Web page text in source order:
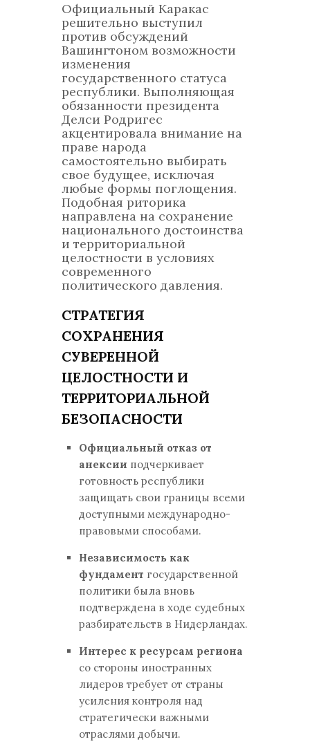
Официальный Каракас
решительно выступил
против обсуждений
Вашингтоном возможности
изменения
государственного статуса
республики. Выполняющая
обязанности президента
Делси Родригес
акцентировала внимание на
праве народа
самостоятельно выбирать
свое будущее, исключая
любые формы поглощения.
Подобная риторика
направлена на сохранение
национального достоинства
и территориальной
целостности в условиях
современного
политического давления.
СТРАТЕГИЯ
СОХРАНЕНИЯ
СУВЕРЕННОЙ
ЦЕЛОСТНОСТИ И
ТЕРРИТОРИАЛЬНОЙ
БЕЗОПАСНОСТИ
Официальный отказ от
анексии подчеркивает
готовность республики
защищать свои границы всеми
доступными международно-
правовыми способами.
Независимость как
фундамент государственной
политики была вновь
подтверждена в ходе судебных
разбирательств в Нидерландах.
Интерес к ресурсам региона
со стороны иностранных
лидеров требует от страны
усиления контроля над
стратегически важными
отраслями добычи.